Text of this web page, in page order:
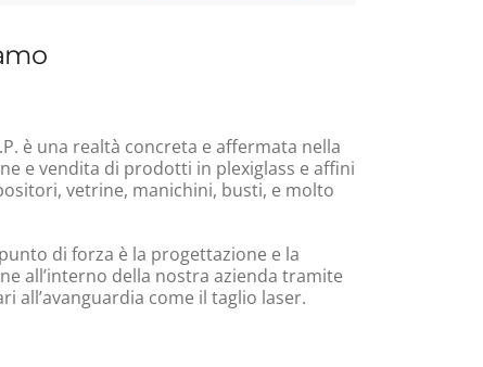
è una realtà concreta e affermata nella
e vendita di prodotti in plexiglass e affini
vetrine, manichini, busti, e molto
di forza è la progettazione e la
all’interno della nostra azienda tramite
all’avanguardia come il taglio laser.